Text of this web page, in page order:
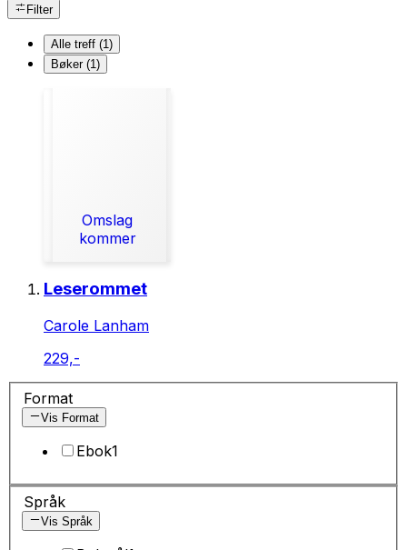
Filter
Alle treff (1)
Bøker (1)
Omslag
kommer
Leserommet
Carole Lanham
229,-
Format
Vis Format
Ebok1
Språk
Vis Språk